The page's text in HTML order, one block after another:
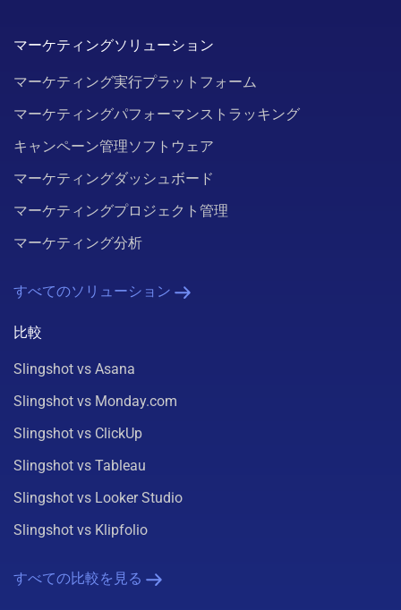
マーケティングソリューション
マーケティング実行プラットフォーム
マーケティングパフォーマンストラッキング
キャンペーン管理ソフトウェア
マーケティングダッシュボード
マーケティングプロジェクト管理
マーケティング分析
すべてのソリューション
比較
Slingshot vs Asana
Slingshot vs Monday.com
Slingshot vs ClickUp
Slingshot vs Tableau
Slingshot vs Looker Studio
Slingshot vs Klipfolio
すべての比較を見る